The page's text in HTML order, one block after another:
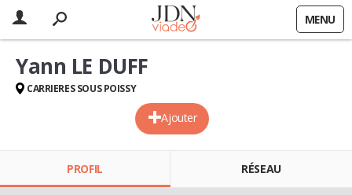
MENU
Ajouter
Yann LE DUFF
CARRIERES SOUS POISSY
PROFIL RÉSEAU